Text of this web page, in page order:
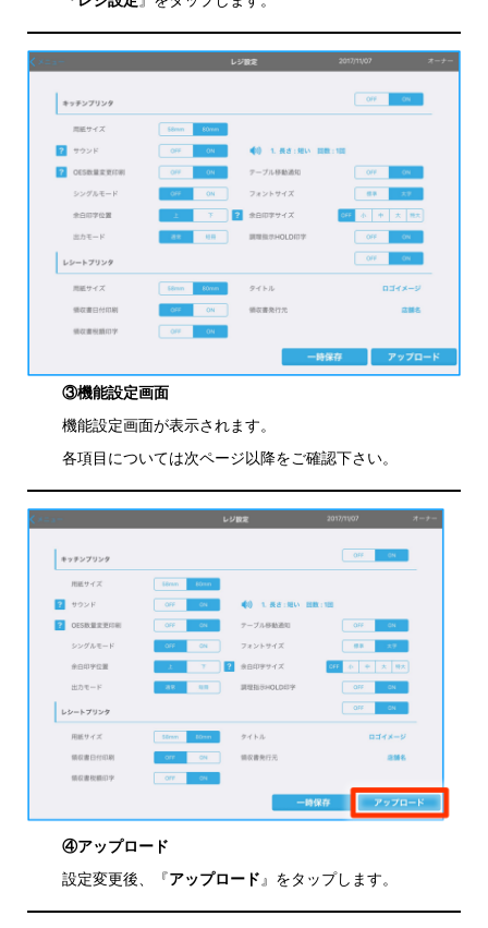
③機能設定画面
機能設定画面が表示されます。
各項目については次ページ以降をご確認下さい。
④アップロード
設定変更後、『アップロード 』をタップします。